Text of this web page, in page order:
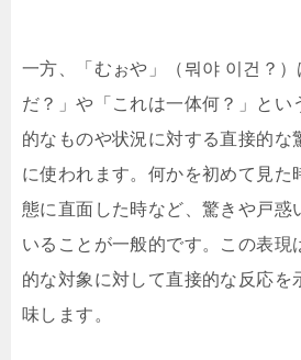
一方、「むぉや」（뭐야 이건？
だ？」や「これは一体何？」とい
的なものや状況に対する直接的な
に使われます。何かを初めて見た
態に直面した時など、驚きや戸惑
いることが一般的です。この表現
的な対象に対して直接的な反応を
味します。